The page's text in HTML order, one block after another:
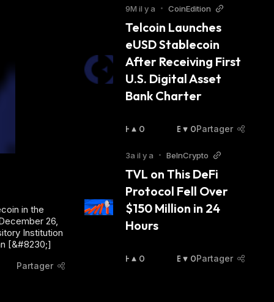
in the
26,
Institution
[&#8230;]
Partager
U
S
I
E
R
:
I
S
I
R
:
9M il y a • CoinEdition
Telcoin Launches
eUSD Stablecoin
After Receiving First
U.S. Digital Asset
Bank Charter
H
U
S
I
E
R
0
B
I
S
I
R
0Partager
3a il y a • BeInCrypto
TVL on This DeFi
Protocol Fell Over
$150 Million in 24
Hours
H
0
B
0Partager